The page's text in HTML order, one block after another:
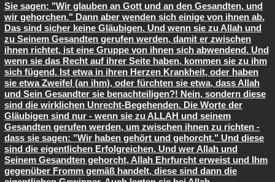
Sie sagen: "Wir glauben an Gott und an den Gesandten, und
wir gehorchen." Dann aber wenden sich einige von ihnen ab.
Das sind sicher keine Gläubigen. Und wenn sie zu Allah und
zu Seinem Gesandten gerufen werden, damit er zwischen
ihnen richtet, ist eine Gruppe von ihnen sich abwendend. Und
wenn sie das Recht auf ihrer Seite haben, kommen sie zu ihm
sich fügend. Ist etwa in ihren Herzen Krankheit, oder haben
sie etwa Zweifel (an ihm), oder fürchten sie etwa, dass Allah
und Sein Gesandter sie benachteiligen?! Nein, sondern diese
sind die wirklichen Unrecht-Begehenden. Die Worte der
Gläubigen sind nur - wenn sie zu ALLAH und seinem
Gesandten gerufen werden, um zwischen ihnen zu richten -
dass sie sagen: "Wir haben gehört und gehorcht." Und diese
sind die eigentlichen Erfolgreichen. Und wer Allah und
Seinem Gesandten gehorcht, Allah Ehrfurcht erweist und Ihm
gegenüber Fromm gemäß handelt, diese sind dann die